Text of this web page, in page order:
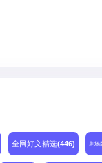
全网好文精选(446) 剧场